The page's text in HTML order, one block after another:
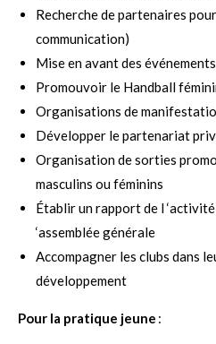
Recherche de partenaires
communication)
Mise en avant des
Promouvoir le Handball
Organisations de
Développer le partenariat
Organisation de sorties
masculins ou féminins
Établir un rapport de l
‘assemblée générale
Accompagner les clubs dans
développement
Pour la pratique jeune :